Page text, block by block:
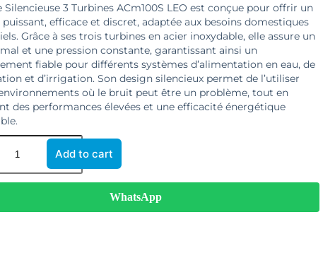
Silencieuse 3 Turbines ACm100S LEO est conçue pour offrir un
efficace et discret, adaptée aux besoins domestiques
Grâce à ses trois turbines en acier inoxydable, elle assure un
et une pression constante, garantissant ainsi un
fiable pour différents systèmes d’alimentation en eau, de
et d’irrigation. Son design silencieux permet de l’utiliser
où le bruit peut être un problème, tout en
des performances élevées et une efficacité énergétique
Add to cart
WhatsApp